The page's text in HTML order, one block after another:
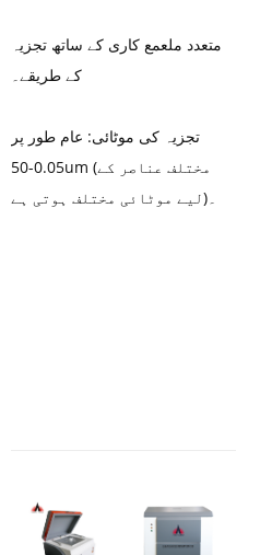
متعدد ملعمع کاری کے ساتھ تجزیہ
کے طریقے۔
تجزیہ کی موٹائی: عام طور پر
0.05-50um (مختلف عناصر کے
لیے موٹائی مختلف ہوتی ہے)۔